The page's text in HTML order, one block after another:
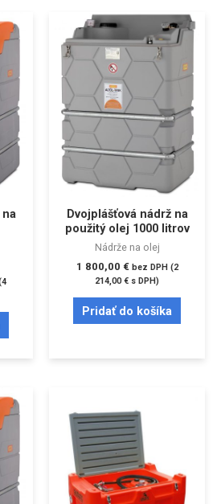
4
Dvojplášťová nádrž na
použitý olej 1000 litrov
Nádrže na olej
1 800,00 € bez DPH (2
214,00€ s DPH)
Pridať do košíka